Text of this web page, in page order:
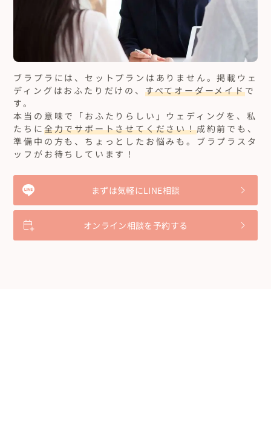
ブラプラには、セットプランはありません。掲載ウェ
ディングはおふたりだけの、 すべてオーダーメイドで
す。
本当の意味で「おふたりらしい」ウェディングを、私
たちに 全力でサポートさせてください！成約前でも、
準備中の方も、ちょっとしたお悩みも。ブラプラスタ
ッフがお待ちしています！
まずは気軽にLINE相談
オンライン相談を予約する